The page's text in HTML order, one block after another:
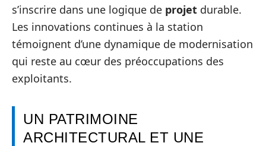
s’inscrire dans une logique de projet durable.
Les innovations continues à la station
témoignent d’une dynamique de modernisation
qui reste au cœur des préoccupations des
exploitants.
UN PATRIMOINE
ARCHITECTURAL ET UNE